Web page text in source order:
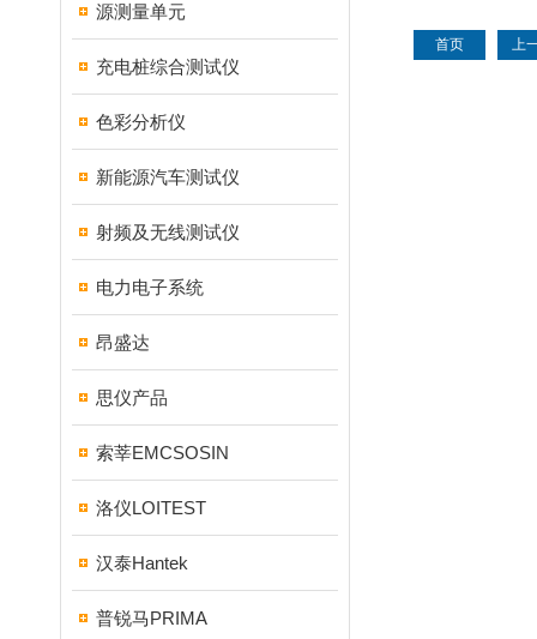
源测量单元
充电桩综合测试仪
色彩分析仪
新能源汽车测试仪
射频及无线测试仪
电力电子系统
昂盛达
思仪产品
索莘EMCSOSIN
洛仪LOITEST
汉泰Hantek
普锐马PRIMA
首页 上